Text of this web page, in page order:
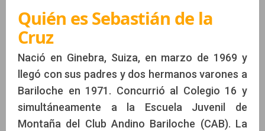
Quién es Sebastián de la
Cruz
Nació en Ginebra, Suiza, en marzo de 1969 y
llegó con sus padres y dos hermanos varones a
Bariloche en 1971. Concurrió al Colegio 16 y
simultáneamente a la Escuela Juvenil de
Montaña del Club Andino Bariloche (CAB). La